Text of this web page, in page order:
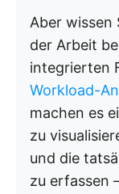
Aber wissen
der Arbeit
integrierten
Workload-
machen es
zu
und die
zu erfassen